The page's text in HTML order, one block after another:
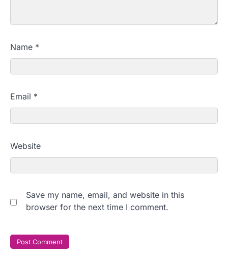
Name *
Email *
Website
Save my name, email, and website in this
browser for the next time I comment.